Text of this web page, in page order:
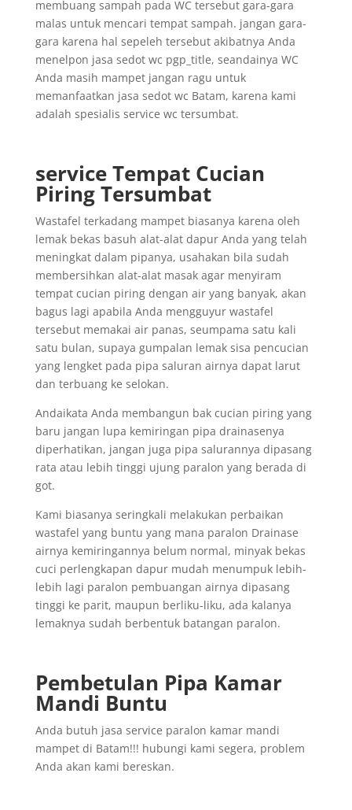
membuang sampah pada WC tersebut gara-gara
malas untuk mencari tempat sampah. jangan gara-
gara karena hal sepeleh tersebut akibatnya Anda
menelpon jasa sedot wc pgp_title, seandainya WC
Anda masih mampet jangan ragu untuk
memanfaatkan jasa sedot wc Batam, karena kami
adalah spesialis service wc tersumbat.
service Tempat Cucian
Piring Tersumbat
Wastafel terkadang mampet biasanya karena oleh
lemak bekas basuh alat-alat dapur Anda yang telah
meningkat dalam pipanya, usahakan bila sudah
membersihkan alat-alat masak agar menyiram
tempat cucian piring dengan air yang banyak, akan
bagus lagi apabila Anda mengguyur wastafel
tersebut memakai air panas, seumpama satu kali
satu bulan, supaya gumpalan lemak sisa pencucian
yang lengket pada pipa saluran airnya dapat larut
dan terbuang ke selokan.
Andaikata Anda membangun bak cucian piring yang
baru jangan lupa kemiringan pipa drainasenya
diperhatikan, jangan juga pipa salurannya dipasang
rata atau lebih tinggi ujung paralon yang berada di
got.
Kami biasanya seringkali melakukan perbaikan
wastafel yang buntu yang mana paralon Drainase
airnya kemiringannya belum normal, minyak bekas
cuci perlengkapan dapur mudah menumpuk lebih-
lebih lagi paralon pembuangan airnya dipasang
tinggi ke parit, maupun berliku-liku, ada kalanya
lemaknya sudah berbentuk batangan paralon.
Pembetulan Pipa Kamar
Mandi Buntu
Anda butuh jasa service paralon kamar mandi
mampet di Batam!!! hubungi kami segera, problem
Anda akan kami bereskan.